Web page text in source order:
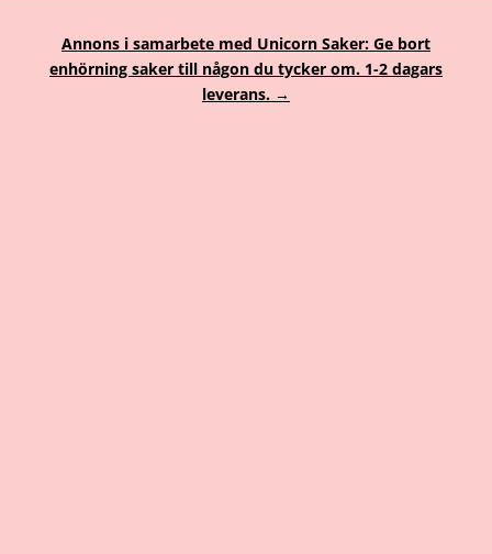
Annons i samarbete med Unicorn Saker: Ge bort
enhörning saker till någon du tycker om. 1-2 dagars
leverans. →